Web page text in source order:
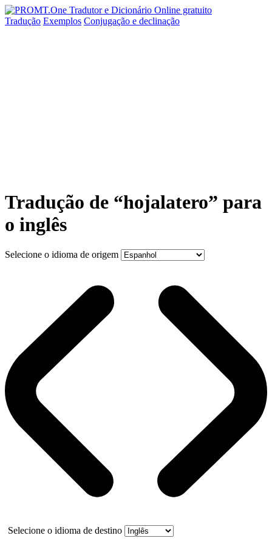
Tradução Exemplos Conjugação e declinação
Tradução de “hojalatero” para
o inglês
Selecione o idioma de origem
Selecione o idioma de destino